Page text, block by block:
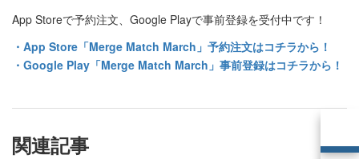
App Storeで予約注文、Google Playで事前登録を受付中です！
・App Store「Merge Match March」予約注文はコチラから！
・Google Play「Merge Match March」事前登録はコチラから！
関連記事